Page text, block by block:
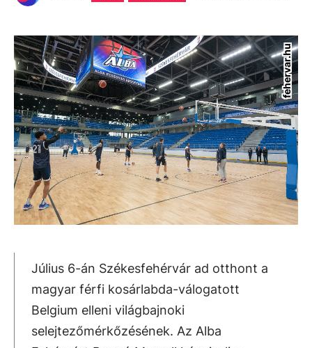
fehervar.hu
Július 6-án Székesfehérvár ad otthont a
magyar férfi kosárlabda-válogatott
Belgium elleni világbajnoki
selejtezőmérkőzésének. Az Alba